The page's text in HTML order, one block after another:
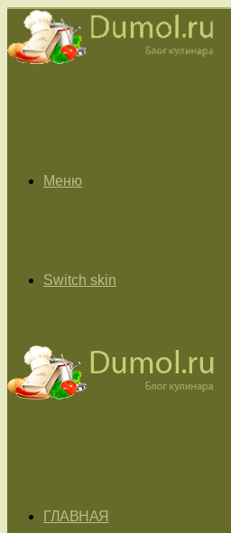
Меню
Switch skin
ГЛАВНАЯ